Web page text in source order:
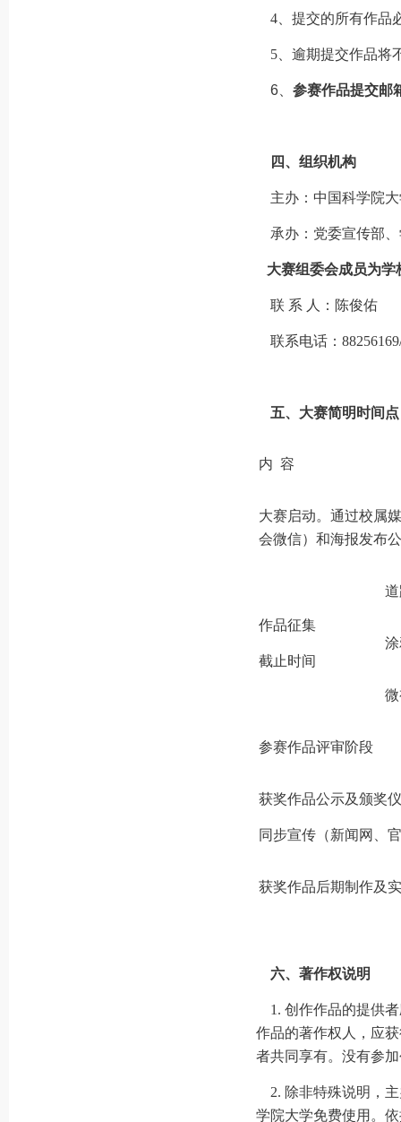
4、提交的所有作品
5、逾期提交作品将
6、参赛作品提交邮
四、组织机构
主办：中国科学院
承办：党委宣传部
大赛组委会成员为学
联 系 人：陈俊佑
联系电话：
五、大赛简明时间点
内 容
大赛启动。通过校属
会微信）和海报发布
作品征集
截止时间
参赛作品评审阶段
获奖作品公示及颁奖
同步宣传（新闻网、
获奖作品后期制作及
六、著作权说明
1. 创作作品的提供者
作品的著作权人，应
者共同享有。没有参
2. 除非特殊说明，主
学院大学免费使用。